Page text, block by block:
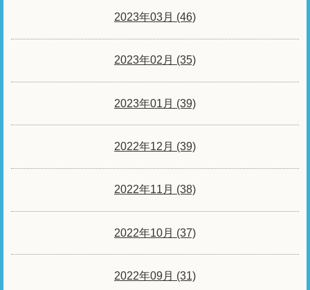
2023年03月 (46)
2023年02月 (35)
2023年01月 (39)
2022年12月 (39)
2022年11月 (38)
2022年10月 (37)
2022年09月 (31)